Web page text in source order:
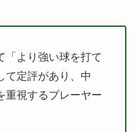
「より強い球を打て
て定評があり、中
重視するプレーヤー